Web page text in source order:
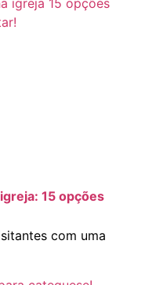
15 opções
com uma